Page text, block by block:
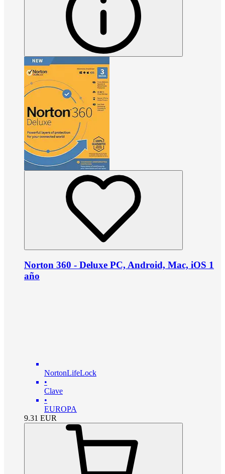
Norton 360 - Deluxe PC, Android, Mac, iOS 1
año
NortonLifeLock
•
Clave
•
EUROPA
9.31 EUR